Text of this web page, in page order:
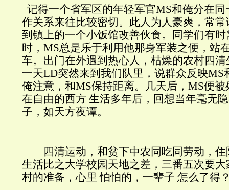
记得一个省军区的年轻军官MS和俺分在
作关系来往比较密切。此人为人豪爽，常
到镇上的一个小饭馆改善伙食。同学们有
时，MS总是乐于利用他那身军装之便，站
车。出门在外遇到热心人，枯燥的农村四
一天LD突然来到我们队里，说群众反映MS
俺注意，和MS保持距离。几天后，MS便
在自由的西方 生活多年后，回想当年毫无
子，如天方夜谭。
四清运动，和贫下中农同吃同劳动，住
生活比之大学校园天地之差，三番五次要
村的准备，心里 怕怕的，一辈子 怎么了得